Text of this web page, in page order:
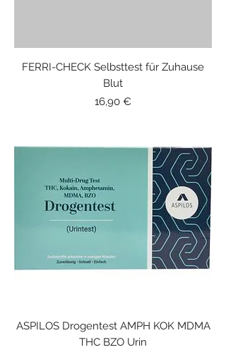
FERRI-CHECK Selbsttest für Zuhause
Blut
Price
16,90 €
ASPILOS Drogentest AMPH KOK MDMA
THC BZO Urin